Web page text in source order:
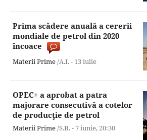
Prima scădere anuală a cererii
mondiale de petrol din 2020
încoace
Materii Prime/A.I. - 13 iulie
OPEC+ a aprobat a patra
majorare consecutivă a cotelor
de producţie de petrol
Materii Prime/S.B. -7 iunie,20:30